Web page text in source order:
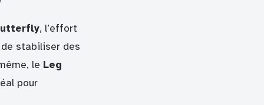
, l’effort
stabiliser des
le Leg
pour